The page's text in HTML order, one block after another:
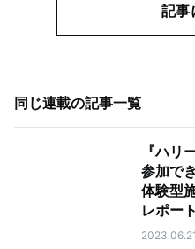
記事
同じ連載の記事一覧
『ハリ
参加で
体験型
レポー
2023.06.21